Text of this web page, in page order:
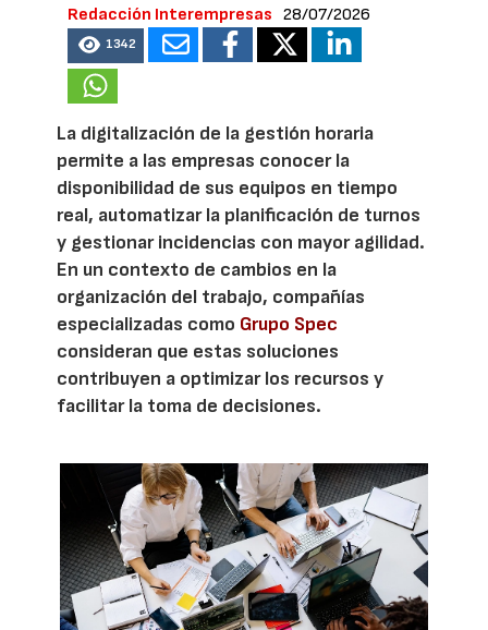
Redacción Interempresas 28/07/2026
1342
La digitalización de la gestión horaria
permite a las empresas conocer la
disponibilidad de sus equipos en tiempo
real, automatizar la planificación de turnos
y gestionar incidencias con mayor agilidad.
En un contexto de cambios en la
organización del trabajo, compañías
especializadas como Grupo Spec
consideran que estas soluciones
contribuyen a optimizar los recursos y
facilitar la toma de decisiones.